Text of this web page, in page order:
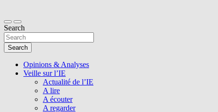
Search
Search
Opinions & Analyses
Veille sur l’IE
Actualité de l’IE
A lire
A écouter
A regarder